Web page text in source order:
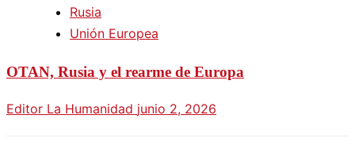
Rusia
Unión Europea
OTAN, Rusia y el rearme de Europa
Editor La Humanidad junio 2, 2026